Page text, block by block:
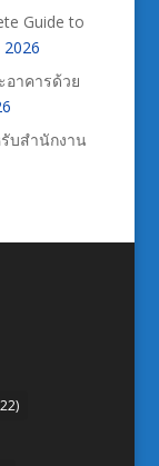
Guide to
2026
อาคารด้วย
บสำนักงาน